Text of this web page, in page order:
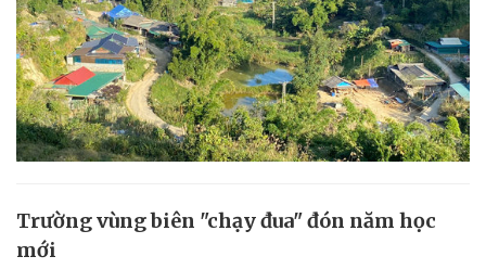
Trường vùng biên "chạy đua" đón năm học
mới